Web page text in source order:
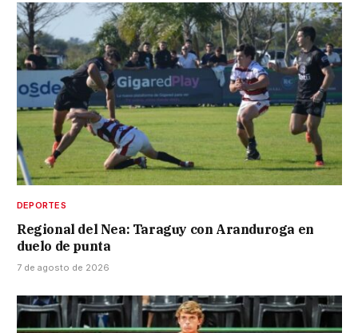
DEPORTES
Regional del Nea: Taraguy con Aranduroga en
duelo de punta
7 de agosto de 2026